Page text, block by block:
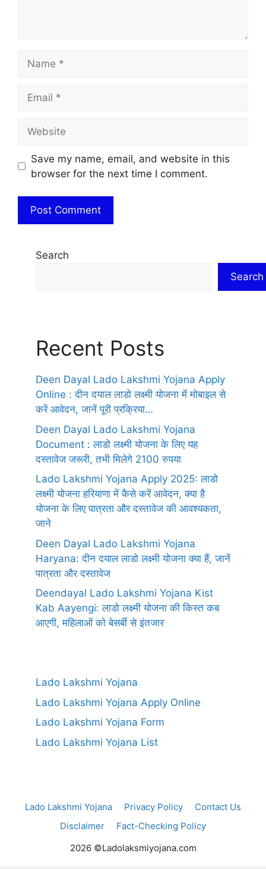
Save my name, email, and website in this
browser for the next time I comment.
Search
Search
Recent Posts
Deen Dayal Lado Lakshmi Yojana Apply
Online : दीन दयाल लाडो लक्ष्मी योजना में मोबाइल से
करें आवेदन, जानें पूरी प्रक्रिया…
Deen Dayal Lado Lakshmi Yojana
Document : लाडो लक्ष्मी योजना के लिए यह
दस्तावेज जरूरी, तभी मिलेगे 2100 रुपया
Lado Lakshmi Yojana Apply 2025: लाडो
लक्ष्मी योजना हरियाणा में कैसे करें आवेदन, क्या है
योजना के लिए पात्रता और दस्तावेज की आवश्यकता,
जाने
Deen Dayal Lado Lakshmi Yojana
Haryana: दीन दयाल लाडो लक्ष्मी योजना क्या हैं, जानें
पात्रता और दस्तावेज
Deendayal Lado Lakshmi Yojana Kist
Kab Aayengi: लाडो लक्ष्मी योजना की किस्त कब
आएगी, महिलाओं को बेसर्बी से इंतजार
Lado Lakshmi Yojana
Lado Lakshmi Yojana Apply Online
Lado Lakshmi Yojana Form
Lado Lakshmi Yojana List
Lado Lakshmi Yojana Privacy Policy
Contact Us
Disclaimer
Fact-Checking Policy
2026 ©Ladolaksmiyojana.com